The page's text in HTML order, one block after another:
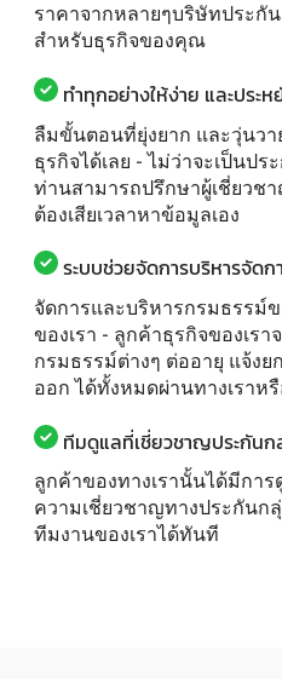
ราคาจากหลายๆบริษัทประกั
สำหรับธุรกิจของคุณ
ทำทุกอย่างให้ง่าย และประ
ลืมขั้นตอนที่ยุ่งยาก และวุ่นว
ธุรกิจได้เลย - ไม่ว่าจะเป็นป
ท่านสามารถปรึกษาผู้เชี่ยวช
ต้องเสียเวลาหาข้อมูลเอง
ระบบช่วยจัดการบริหารจัด
จัดการและบริหารกรมธรรม์
ของเรา - ลูกค้าธุรกิจของเรา
กรมธรรม์ต่างๆ ต่ออายุ แจ้งย
ออก ได้ทั้งหมดผ่านทางเราห
ทีมดูแลที่เชี่ยวชาญประกันก
ลูกค้าของทางเรานั้นได้มีกา
ความเชี่ยวชาญทางประกันก
ทีมงานของเราได้ทันที